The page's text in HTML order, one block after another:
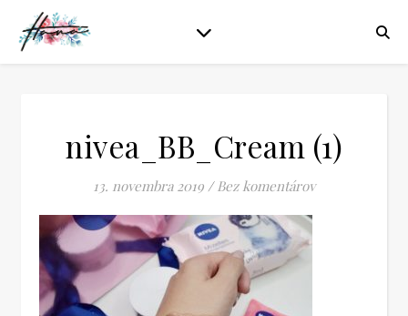
nivea_BB_Cream (1)
13. novembra 2019 / Bez komentárov